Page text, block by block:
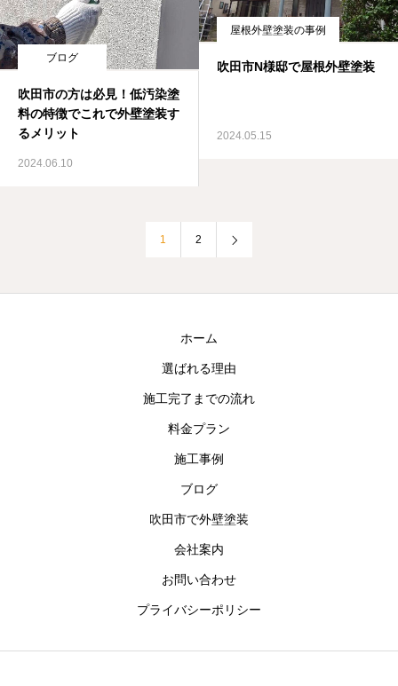
ブログ
吹田市の方は必見！低汚染塗
料の特徴でこれで外壁塗装す
るメリット
2024.06.10
屋根外壁塗装の事例
吹田市N様邸で屋根外壁塗装
2024.05.15
1 2
ホーム
選ばれる理由
施工完了までの流れ
料金プラン
施工事例
ブログ
吹田市で外壁塗装
会社案内
お問い合わせ
プライバシーポリシー